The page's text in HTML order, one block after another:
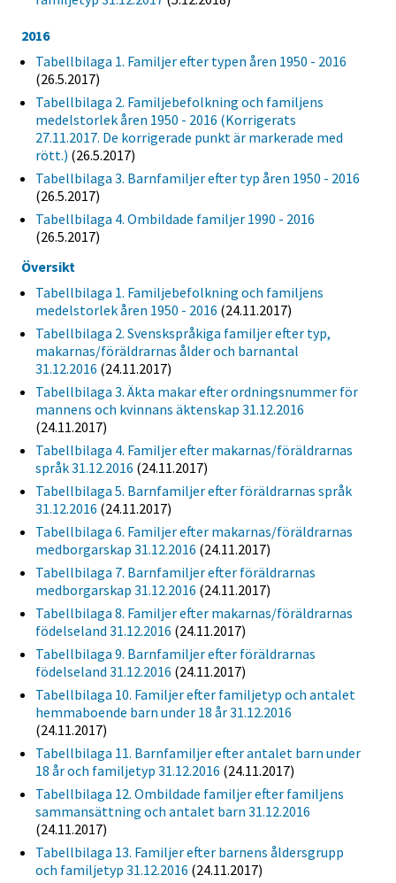
2016
Tabellbilaga 1. Familjer efter typen åren 1950 - 2016
(26.5.2017)
Tabellbilaga 2. Familjebefolkning och familjens
medelstorlek åren 1950 - 2016 (Korrigerats
27.11.2017. De korrigerade punkt är markerade med
rött.) (26.5.2017)
Tabellbilaga 3. Barnfamiljer efter typ åren 1950 - 2016
(26.5.2017)
Tabellbilaga 4. Ombildade familjer 1990 - 2016
(26.5.2017)
Översikt
Tabellbilaga 1. Familjebefolkning och familjens
medelstorlek åren 1950 - 2016 (24.11.2017)
Tabellbilaga 2. Svenskspråkiga familjer efter typ,
makarnas/föräldrarnas ålder och barnantal
31.12.2016 (24.11.2017)
Tabellbilaga 3. Äkta makar efter ordningsnummer för
mannens och kvinnans äktenskap 31.12.2016
(24.11.2017)
Tabellbilaga 4. Familjer efter makarnas/föräldrarnas
språk 31.12.2016 (24.11.2017)
Tabellbilaga 5. Barnfamiljer efter föräldrarnas språk
31.12.2016 (24.11.2017)
Tabellbilaga 6. Familjer efter makarnas/föräldrarnas
medborgarskap 31.12.2016 (24.11.2017)
Tabellbilaga 7. Barnfamiljer efter föräldrarnas
medborgarskap 31.12.2016 (24.11.2017)
Tabellbilaga 8. Familjer efter makarnas/föräldrarnas
födelseland 31.12.2016 (24.11.2017)
Tabellbilaga 9. Barnfamiljer efter föräldrarnas
födelseland 31.12.2016 (24.11.2017)
Tabellbilaga 10. Familjer efter familjetyp och antalet
hemmaboende barn under 18 år 31.12.2016
(24.11.2017)
Tabellbilaga 11. Barnfamiljer efter antalet barn under
18 år och familjetyp 31.12.2016 (24.11.2017)
Tabellbilaga 12. Ombildade familjer efter familjens
sammansättning och antalet barn 31.12.2016
(24.11.2017)
Tabellbilaga 13. Familjer efter barnens åldersgrupp
och familjetyp 31.12.2016 (24.11.2017)